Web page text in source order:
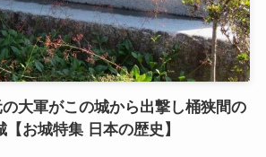
大軍がこの城から出撃し桶狭間の
お城特集 日本の歴史】